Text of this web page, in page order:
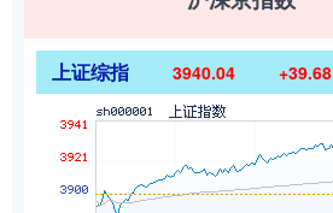
上证综指 3940.04 +39.68